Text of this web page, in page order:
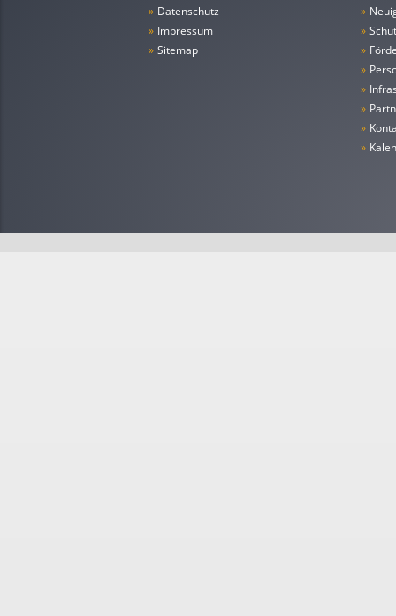
» Datenschutz
» Impressum
» Sitemap
»
»
»
»
»
»
»
»